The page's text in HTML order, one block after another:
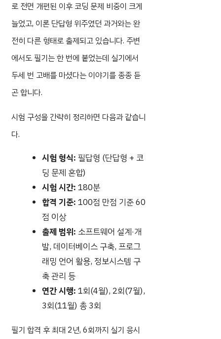
로 전면 개편된 이후 코딩 문제 비중이 크게
늘었고, 이론 단답형 위주였던 과거와는 완
전히 다른 형태로 출제되고 있습니다. 주변
에서도 필기는 한 번에 붙었는데 실기에서
두세 번 고배를 마셨다는 이야기를 종종 듣
곤 합니다.
시험 구성을 간략히 정리하면 다음과 같습니
다.
시험 형식: 필답형 (단답형 + 코
딩 문제 혼합)
시험 시간: 180분
합격 기준: 100점 만점 기준 60
점 이상
출제 범위: 소프트웨어 설계·개
발, 데이터베이스 구축, 프로그
래밍 언어 활용, 정보시스템 구
축 관리 등
연간 시행: 1회(4월), 2회(7월),
3회(11월) 총 3회
필기 합격 후 최대 2년, 6회까지 실기 응시